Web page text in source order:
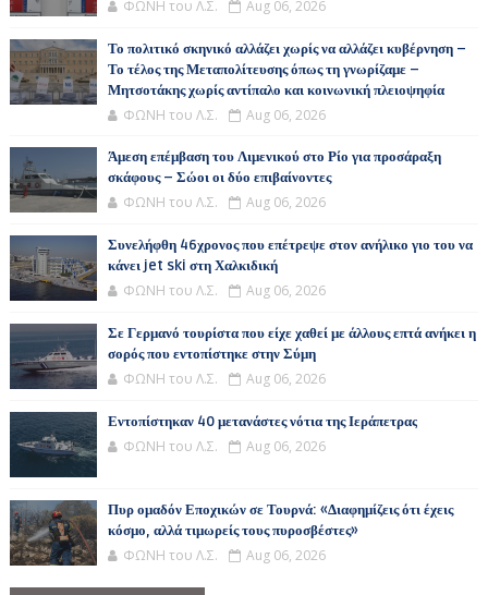
ΦΩΝΗ του Λ.Σ. Aug 06, 2026
Το πολιτικό σκηνικό αλλάζει χωρίς να αλλάζει κυβέρνηση –
Το τέλος της Μεταπολίτευσης όπως τη γνωρίζαμε –
Μητσοτάκης χωρίς αντίπαλο και κοινωνική πλειοψηφία
ΦΩΝΗ του Λ.Σ. Aug 06, 2026
Άμεση επέμβαση του Λιμενικού στο Ρίο για προσάραξη
σκάφους – Σώοι οι δύο επιβαίνοντες
ΦΩΝΗ του Λ.Σ. Aug 06, 2026
Συνελήφθη 46χρονος που επέτρεψε στον ανήλικο γιο του να
κάνει jet ski στη Χαλκιδική
ΦΩΝΗ του Λ.Σ. Aug 06, 2026
Σε Γερμανό τουρίστα που είχε χαθεί με άλλους επτά ανήκει η
σορός που εντοπίστηκε στην Σύμη
ΦΩΝΗ του Λ.Σ. Aug 06, 2026
Εντοπίστηκαν 40 μετανάστες νότια της Ιεράπετρας
ΦΩΝΗ του Λ.Σ. Aug 06, 2026
Πυρ ομαδόν Εποχικών σε Τουρνά: «Διαφημίζεις ότι έχεις
κόσμο, αλλά τιμωρείς τους πυροσβέστες»
ΦΩΝΗ του Λ.Σ. Aug 06, 2026